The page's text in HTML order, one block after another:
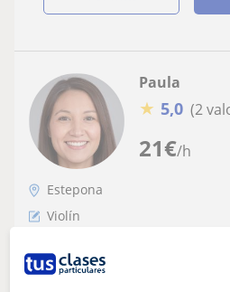
21€/h
Paula
★ 5,0 (2
Estepona
Violín
Hace tus clases de violín
profesora apasionado